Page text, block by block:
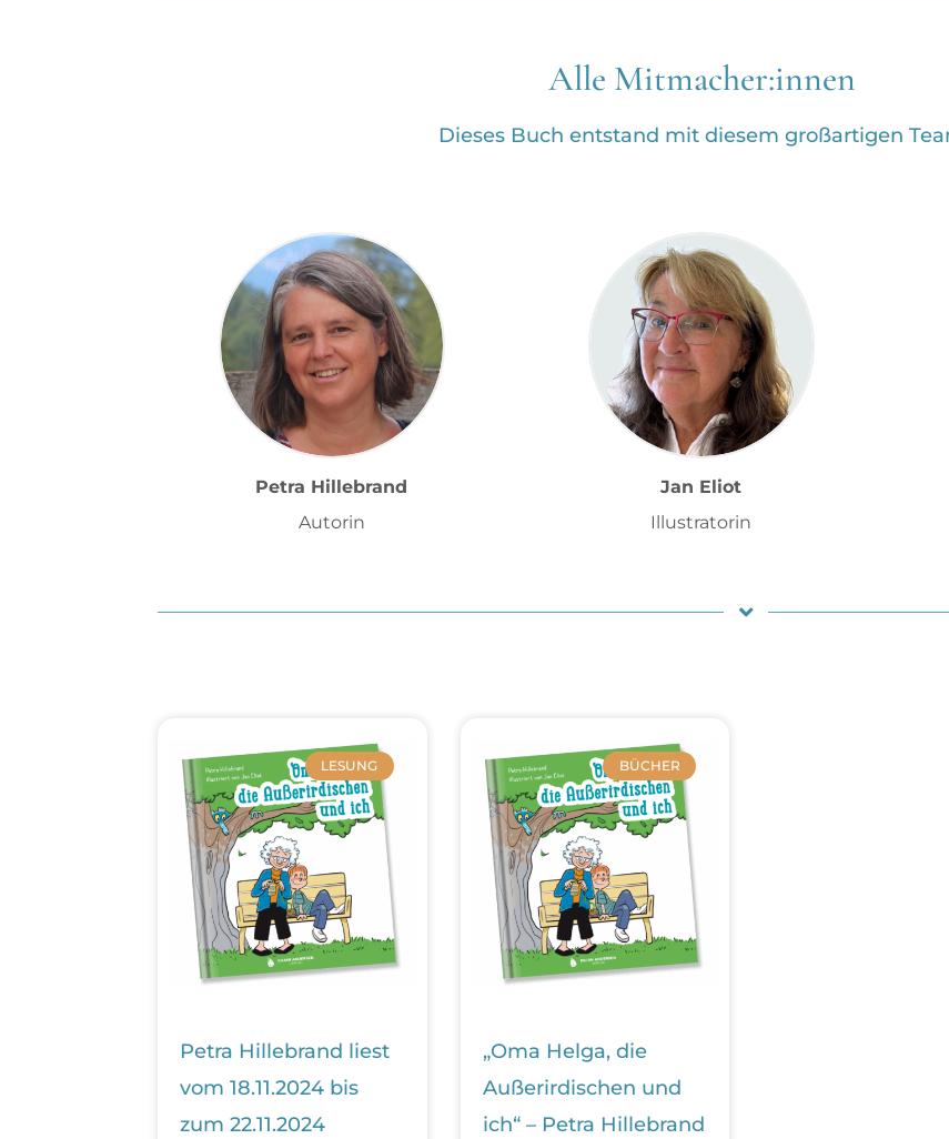
Alle Mitmacher:innen
Dieses Buch entstand mit diesem großartigen
Petra Hillebrand
Autorin
Jan Eliot
Illustratorin
LESUNG
Petra Hillebrand liest
vom 18.11.2024 bis
zum 22.11.2024
BÜCHER
„Oma Helga, die
Außerirdischen und
ich“ – Petra Hillebrand